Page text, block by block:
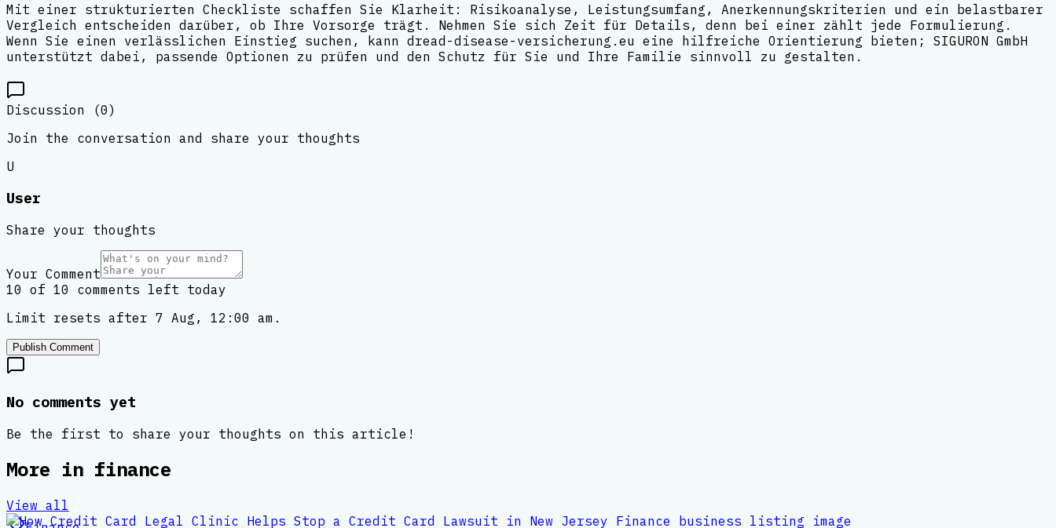
Mit einer strukturierten Checkliste schaffen Sie Klarheit: Risikoanalyse, Leistungsumfang, Anerkennungskriterien und ein belastbarer
Vergleich entscheiden darüber, ob Ihre Vorsorge trägt. Nehmen Sie sich Zeit für Details, denn bei einer zählt jede Formulierung.
Wenn Sie einen verlässlichen Einstieg suchen, kann dread-disease-versicherung.eu eine hilfreiche Orientierung bieten; SIGURON GmbH
unterstützt dabei, passende Optionen zu prüfen und den Schutz für Sie und Ihre Familie sinnvoll zu gestalten.
Discussion (0)
Join the conversation and share your thoughts
U
User
Share your thoughts
Your Comment
10 of 10 comments left today
Limit resets after 7 Aug, 12:00 am.
Publish Comment
No comments yet
Be the first to share your thoughts on this article!
More in finance
View all